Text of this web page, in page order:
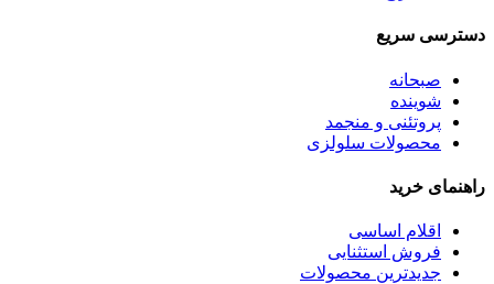
دسترسی سریع
صبحانه
شوینده
پروتئنی و منجمد
محصولات سلولزی
راهنمای خرید
اقلام اساسی
فروش استثنایی
جدیدترین محصولات